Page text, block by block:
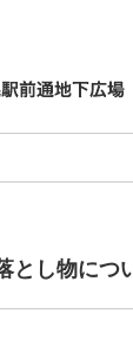
とし物につ